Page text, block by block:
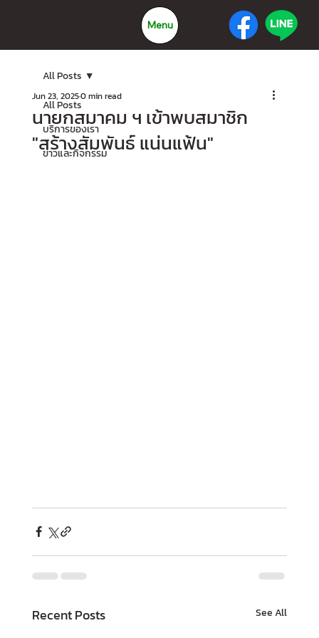
Menu
All Posts
บริการของเรา
ข่าวและกิจกรรม
All Posts
นายกสมาคม ฯ เข้าพบสมาชิก
"สร้างสัมพันธ์ แน่นแฟ้น"
Jun 23, 20250 min read
Recent Posts See All